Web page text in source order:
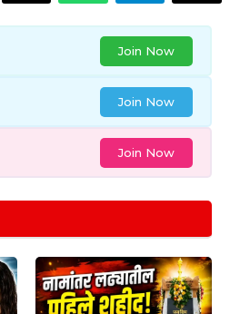
Join Now
Join Now
Join Now